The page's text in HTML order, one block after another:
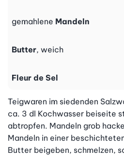
gemahlene Mandeln
Butter, weich
Fleur de Sel
Teigwaren im siedenden
ca. 3 dl Kochwasser beiseite
abtropfen. Mandeln grob
Mandeln in einer
Butter beigeben, schmelzen,